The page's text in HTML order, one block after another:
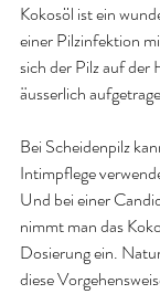
Kokosöl ist ein
einer Pilzinfektion
sich der Pilz auf der
äusserlich
Bei Scheidenpilz
Intimpflege
Und bei einer
nimmt man das
Dosierung ein.
diese